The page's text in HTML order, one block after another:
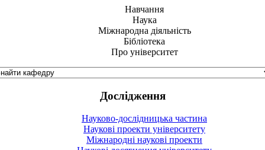
Навчання
Наука
Міжнародна діяльність
Бібліотека
Про університет
Дослідження
Науково-дослідницька частина
Наукові проекти університету
Міжнародні наукові проекти